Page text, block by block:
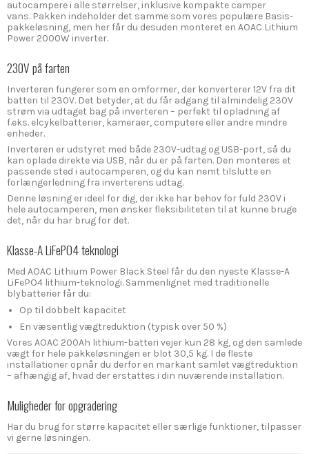
autocampere i alle størrelser, inklusive kompakte camper
vans. Pakken indeholder det samme som vores populære Basis-
pakkeløsning, men her får du desuden monteret en AOAC Lithium
Power 2000W inverter.
230V på farten
Inverteren fungerer som en omformer, der konverterer 12V fra dit
batteri til 230V. Det betyder, at du får adgang til almindelig 230V
strøm via udtaget bag på inverteren – perfekt til opladning af
f.eks. elcykelbatterier, kameraer, computere eller andre mindre
enheder.
Inverteren er udstyret med både 230V-udtag og USB-port, så du
kan oplade direkte via USB, når du er på farten. Den monteres et
passende sted i autocamperen, og du kan nemt tilslutte en
forlængerledning fra inverterens udtag.
Denne løsning er ideel for dig, der ikke har behov for fuld 230V i
hele autocamperen, men ønsker fleksibiliteten til at kunne bruge
det, når du har brug for det.
Klasse-A LiFePO4 teknologi
Med AOAC Lithium Power Black Steel får du den nyeste Klasse-A
LiFePO4 lithium-teknologi. Sammenlignet med traditionelle
blybatterier får du:
Op til dobbelt kapacitet
En væsentlig vægtreduktion (typisk over 50 %)
Vores AOAC 200Ah lithium-batteri vejer kun 28 kg, og den samlede
vægt for hele pakkeløsningen er blot 30,5 kg. I de fleste
installationer opnår du derfor en markant samlet vægtreduktion
– afhængig af, hvad der erstattes i din nuværende installation.
Muligheder for opgradering
Har du brug for større kapacitet eller særlige funktioner, tilpasser
vi gerne løsningen.